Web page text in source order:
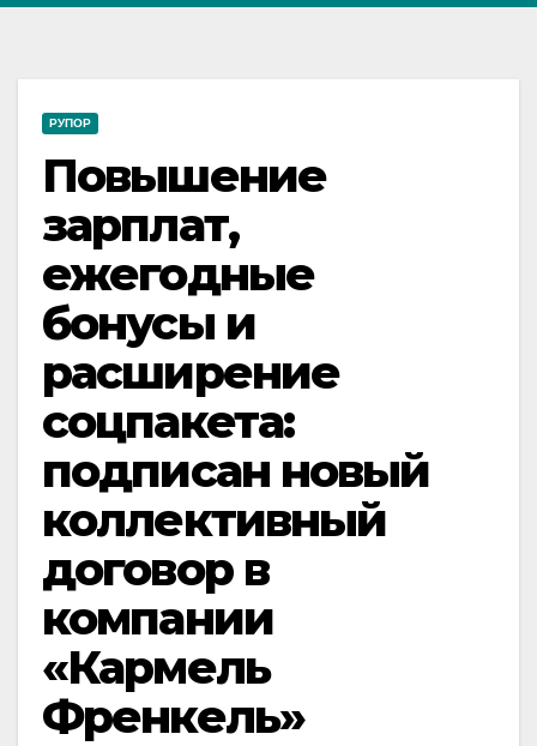
РУПОР
Повышение
зарплат,
ежегодные
бонусы и
расширение
соцпакета:
подписан новый
коллективный
договор в
компании
«Кармель
Френкель»